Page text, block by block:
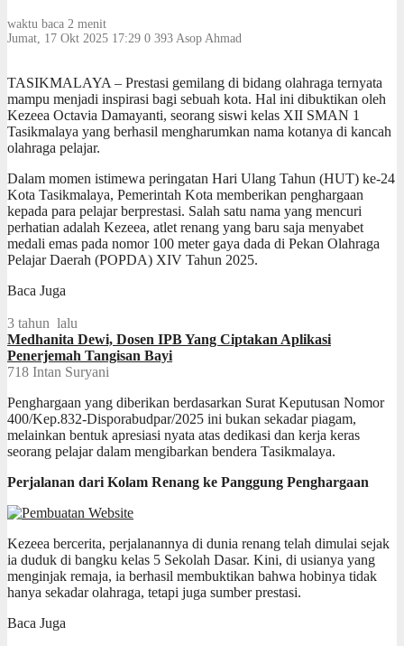
waktu baca 2 menit
Jumat, 17 Okt 2025 17:29 0 393 Asop Ahmad
TASIKMALAYA – Prestasi gemilang di bidang olahraga ternyata
mampu menjadi inspirasi bagi sebuah kota. Hal ini dibuktikan oleh
Kezeea Octavia Damayanti, seorang siswi kelas XII SMAN 1
Tasikmalaya yang berhasil mengharumkan nama kotanya di kancah
olahraga pelajar.
Dalam momen istimewa peringatan Hari Ulang Tahun (HUT) ke-24
Kota Tasikmalaya, Pemerintah Kota memberikan penghargaan
kepada para pelajar berprestasi. Salah satu nama yang mencuri
perhatian adalah Kezeea, atlet renang yang baru saja menyabet
medali emas pada nomor 100 meter gaya dada di Pekan Olahraga
Pelajar Daerah (POPDA) XIV Tahun 2025.
Baca Juga
3 tahun lalu
Medhanita Dewi, Dosen IPB Yang Ciptakan Aplikasi
Penerjemah Tangisan Bayi
718 Intan Suryani
Penghargaan yang diberikan berdasarkan Surat Keputusan Nomor
400/Kep.832-Disporabudpar/2025 ini bukan sekadar piagam,
melainkan bentuk apresiasi nyata atas dedikasi dan kerja keras
seorang pelajar dalam mengibarkan bendera Tasikmalaya.
Perjalanan dari Kolam Renang ke Panggung Penghargaan
Kezeea bercerita, perjalanannya di dunia renang telah dimulai sejak
ia duduk di bangku kelas 5 Sekolah Dasar. Kini, di usianya yang
menginjak remaja, ia berhasil membuktikan bahwa hobinya tidak
hanya sekadar olahraga, tetapi juga sumber prestasi.
Baca Juga